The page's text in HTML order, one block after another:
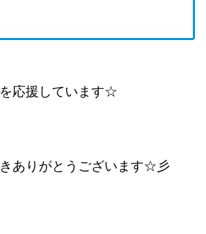
応援しています☆
ありがとうございます☆彡